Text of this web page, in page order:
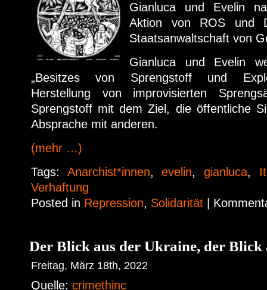
Gianluca und Evelin
Aktion von ROS und
Staatsanwaltschaft von
Gianluca und Evelin
„Besitzes von Sprengstoff und
Herstellung von improvisierten
Sprengstoff mit dem Ziel, die öffentliche
Absprache mit anderen.
(mehr …)
Tags: Anarchist*innen,evelin,gianluca,
Verhaftung
Posted in Repression, Solidarität
Der Blick aus der Ukraine, der Blick
Freitag, März 18th, 2022
Quelle: crimethinc